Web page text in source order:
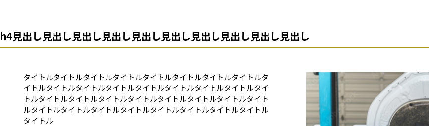
h4見出し見出し見出し見出し見出し見出し見出し見出し見出し見出し
タイトルタイトルタイトルタイトルタイトルタイトルタイトルタイトルタ
イトルタイトルタイトルタイトルタイトルタイトルタイトルタイトルタイ
トルタイトルタイトルタイトルタイトルタイトルタイトルタイトルタイト
ルタイトルタイトルタイトルタイトルタイトルタイトルタイトルタイトル
タイトル